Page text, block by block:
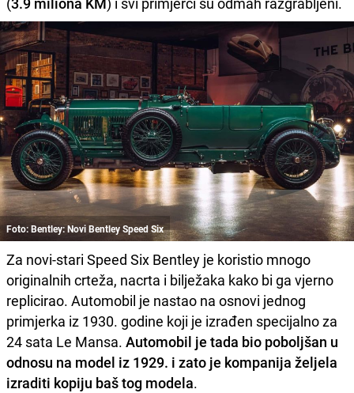
Foto: Bentley: Novi Bentley Speed Six
Za novi-stari Speed Six Bentley je koristio mnogo
originalnih crteža, nacrta i bilježaka kako bi ga vjerno
replicirao. Automobil je nastao na osnovi jednog
primjerka iz 1930. godine koji je izrađen specijalno za
24 sata Le Mansa. Automobil je tada bio poboljšan u
odnosu na model iz 1929. i zato je kompanija željela
izraditi kopiju baš tog modela.